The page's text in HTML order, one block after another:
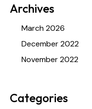
Archives
March 2026
December 2022
November 2022
Categories